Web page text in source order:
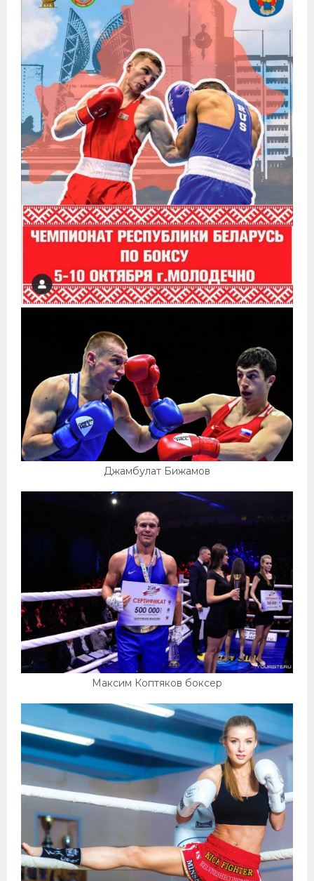
Джамбулат Бижамов
Максим Коптяков боксер